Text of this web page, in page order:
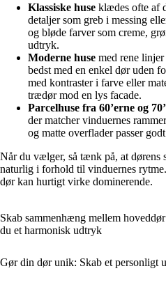
Klassiske huse klædes ofte af
detaljer som greb i messing
og bløde farver som creme,
udtryk.
Moderne huse med rene
bedst med en enkel dør uden
med kontraster i farve eller
trædør mod en lys facade.
Parcelhuse fra 60’erne og
der matcher vinduernes
og matte overflader passer
Når du vælger, så tænk på, at dørens
naturlig i forhold til vinduernes
dør kan hurtigt virke dominerende.
Skab sammenhæng mellem
du et harmonisk udtryk
Gør din dør unik: Skab et personligt